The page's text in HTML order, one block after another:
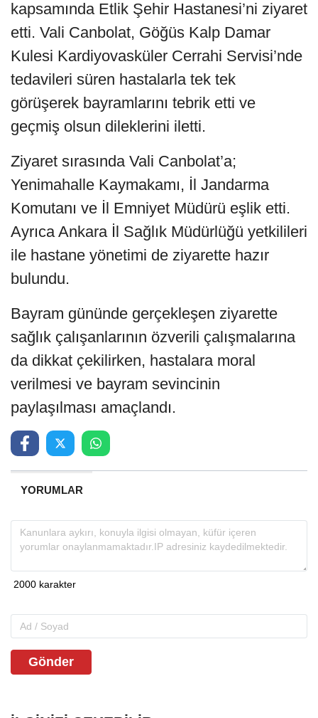
kapsamında Etlik Şehir Hastanesi’ni ziyaret
etti. Vali Canbolat, Göğüs Kalp Damar
Kulesi Kardiyovasküler Cerrahi Servisi’nde
tedavileri süren hastalarla tek tek
görüşerek bayramlarını tebrik etti ve
geçmiş olsun dileklerini iletti.
Ziyaret sırasında Vali Canbolat’a;
Yenimahalle Kaymakamı, İl Jandarma
Komutanı ve İl Emniyet Müdürü eşlik etti.
Ayrıca Ankara İl Sağlık Müdürlüğü yetkilileri
ile hastane yönetimi de ziyarette hazır
bulundu.
Bayram gününde gerçekleşen ziyarette
sağlık çalışanlarının özverili çalışmalarına
da dikkat çekilirken, hastalara moral
verilmesi ve bayram sevincinin
paylaşılması amaçlandı.
YORUMLAR
Gönder